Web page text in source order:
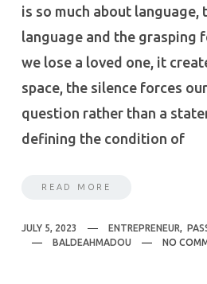
is so much about language,
language and the grasping
we lose a loved one, it
space, the silence forces
question rather than a
defining the condition of
READ MORE
JULY 5, 2023 ENTREPRENEUR,
BALDEAHMADOU
NO